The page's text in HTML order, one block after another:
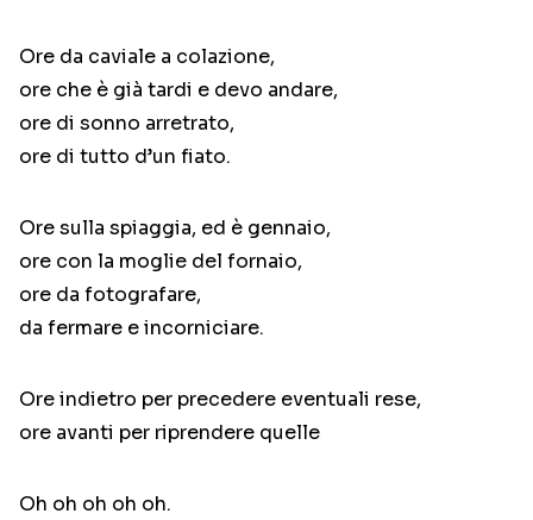
Ore da caviale a colazione,
ore che è già tardi e devo andare,
ore di sonno arretrato,
ore di tutto d’un fiato.
Ore sulla spiaggia, ed è gennaio,
ore con la moglie del fornaio,
ore da fotografare,
da fermare e incorniciare.
Ore indietro per precedere eventuali rese,
ore avanti per riprendere quelle
Oh oh oh oh oh.